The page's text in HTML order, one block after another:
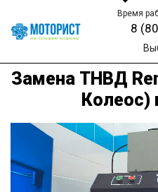
Время
8
Замена ТНВД
Колеос)